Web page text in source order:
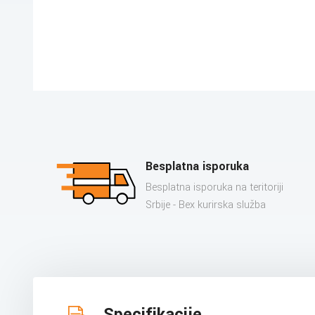
Besplatna isporuka
Besplatna isporuka na teritoriji
Srbije - Bex kurirska služba